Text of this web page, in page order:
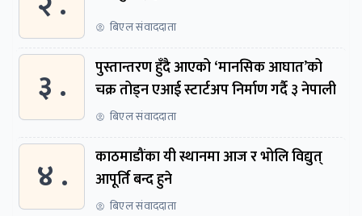
बिएल संवाददाता
३ .
पुस्तान्तरण हुँदै आएको ‘मानसिक आघात’को
चक्र तोड्न एआई स्टार्टअप निर्माण गर्दै ३ नेपाली
बिएल संवाददाता
४ .
काठमाडौंका यी स्थानमा आज र भोलि विद्युत्
आपूर्ति बन्द हुने
बिएल संवाददाता